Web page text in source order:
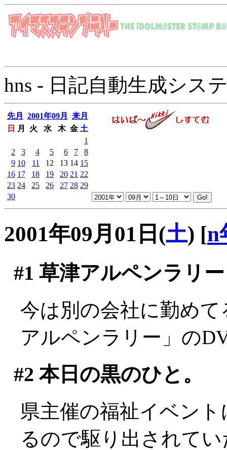
hns - 日記自動生成シス
先月 2001年09月
来月
日
月 火 水 木 金 土
1
2
3 4 5 6 7
8
9 10 11 12 13 14 15
16 17 18 19 20 21 22
23 24 25 26 27 28 29
30
2001年09月01日(土) [n
#1 草津アルペンラリー
今は別の会社に勤め
アルペンラリー」の
#2 本日の黒のひと。
県主催の福祉イベン
るので駆り出されて